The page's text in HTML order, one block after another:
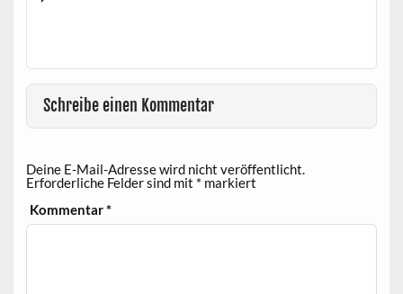
Schreibe einen Kommentar
Deine E-Mail-Adresse wird nicht veröffentlicht.
Erforderliche Felder sind mit * markiert
Kommentar*